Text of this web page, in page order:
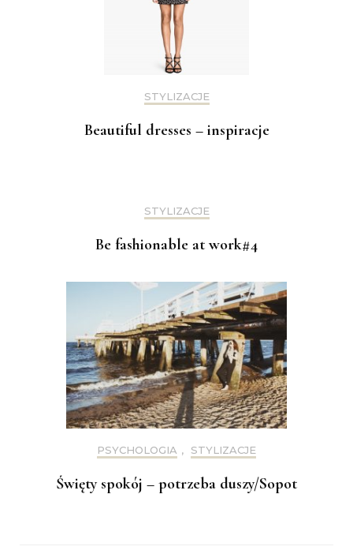
STYLIZACJE
Beautiful dresses – inspiracje
STYLIZACJE
Be fashionable at work#4
PSYCHOLOGIA , STYLIZACJE
Święty spokój – potrzeba duszy/Sopot